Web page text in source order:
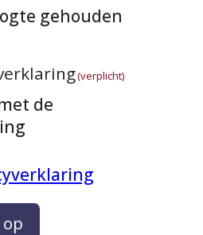
gehouden
(verplicht)
de